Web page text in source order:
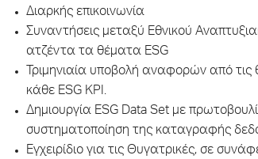
Διαρκής επικοινωνία
Συναντήσεις μεταξύ Εθνικού
ατζέντα τα θέματα ESG
Τριμηνιαία υποβολή αναφορών από τις
κάθε ESG KPI.
Δημιουργία ESG Data Set με
συστηματοποίηση της καταγραφής
Εγχειρίδιο για τις Θυγατρικές, σε